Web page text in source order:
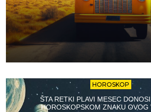
HOROSKOP
ŠTA RETKI PLAVI MESEC
HOROSKOPSKOM ZNAKU OVOG